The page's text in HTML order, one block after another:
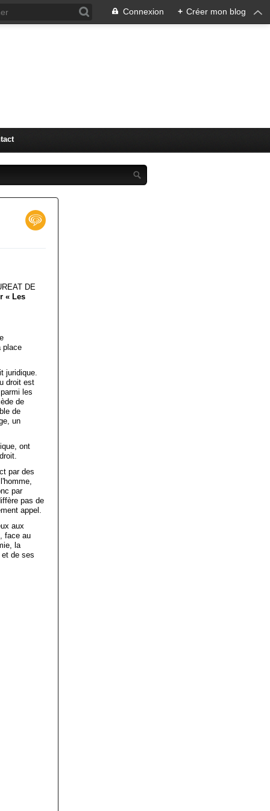
Connexion + Créer mon blog
DE
« Les
place
juridique.
droit est
les
de
de
un
ont
par des
par
pas de
appel.
aux
face au
la
et de ses